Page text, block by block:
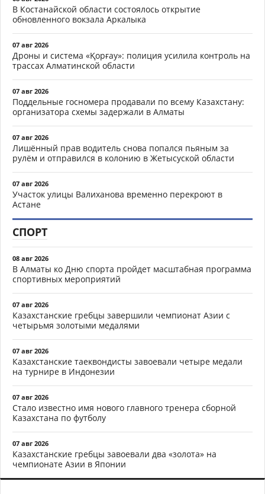
В Костанайской области состоялось открытие
обновленного вокзала Аркалыка
07 авг 2026
Дроны и система «Қорғау»: полиция усилила контроль на
трассах Алматинской области
07 авг 2026
Поддельные госномера продавали по всему Казахстану:
организатора схемы задержали в Алматы
07 авг 2026
Лишённый прав водитель снова попался пьяным за
рулём и отправился в колонию в Жетысуской области
07 авг 2026
Участок улицы Валиханова временно перекроют в
Астане
СПОРТ
08 авг 2026
В Алматы ко Дню спорта пройдет масштабная программа
спортивных мероприятий
07 авг 2026
Казахстанские гребцы завершили чемпионат Азии с
четырьмя золотыми медалями
07 авг 2026
Казахстанские таеквондисты завоевали четыре медали
на турнире в Индонезии
07 авг 2026
Стало известно имя нового главного тренера сборной
Казахстана по футболу
07 авг 2026
Казахстанские гребцы завоевали два «золота» на
чемпионате Азии в Японии